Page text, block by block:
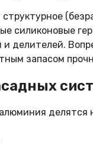
силиконовые
делителей.
запасом
делятся